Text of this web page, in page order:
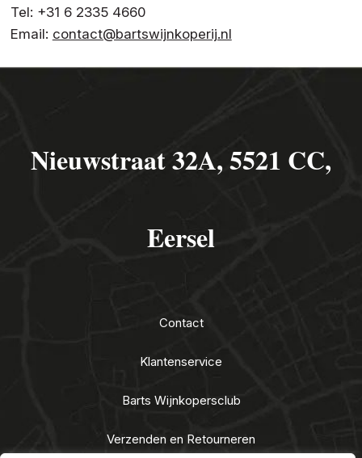
Tel: +31 6 2335 4660
Email: contact@bartswijnkoperij.nl
Nieuwstraat 32A, 5521 CC,
Eersel
Contact
Klantenservice
Barts Wijnkopersclub
Verzenden en Retourneren